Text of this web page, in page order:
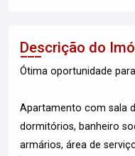
Descrição do
Ótima oportunidade
Apartamento com sala
dormitórios, banheiro
armários, área de